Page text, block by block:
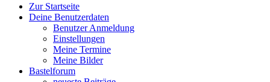
Zur Startseite
Deine Benutzerdaten
Benutzer Anmeldung
Einstellungen
Meine Termine
Meine Bilder
Bastelforum